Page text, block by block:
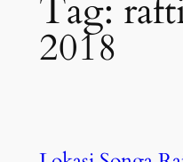
Tag:
2018